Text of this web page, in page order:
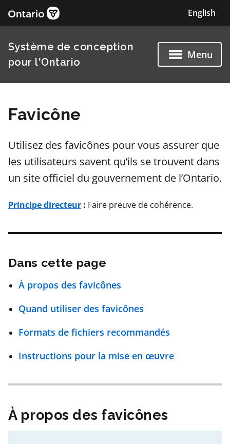
Favicône
Utilisez des favicônes pour vous assurer que
les utilisateurs savent qu’ils se trouvent dans
un site officiel du gouvernement de l’Ontario.
Principe directeur : Faire preuve de cohérence.
Dans cette page
cette
navigation
À propos des favicônes
Quand utiliser des favicônes
Formats de fichiers recommandés
Instructions pour la mise en œuvre
À propos des favicônes